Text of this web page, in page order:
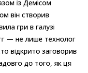
із Демісом
він створив
гри в галузі
— не лише технолог
відкрито заговорив
до того, як ця